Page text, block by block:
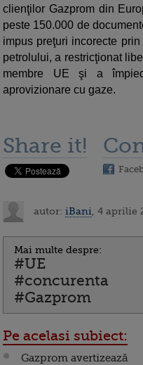
clienţilor Gazprom din
peste 150.000 de
impus preţuri incorecte
petrolului, a restricţionat
membre UE şi a
aprovizionare cu gaze.
Share it!
autor: iBani , 4 aprilie
Mai multe despre:
#UE
#concurenta
#Gazprom
Pe acelasi subiect:
Gazprom avertizează